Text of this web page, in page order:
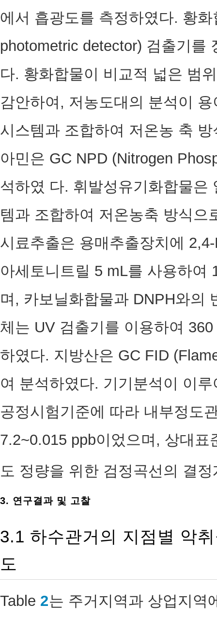
에서 흡광도를 측정하였다. 황
photometric detector) 검출기를
다. 황화합물이 비교적 넓은 범
감안하여, 저농도대의 분석이
시스템과 조합하여 저온농 축
아민은 GC NPD (Nitrogen
석하였 다. 휘발성유기화합물은
템과 조합하여 저온농축 방식
시료추출은 용매추출장치에
아세토니트릴 5 mL를 사용하여
며, 카보닐화합물과 DNPH와의
체는 UV 검출기를 이용하여
하였다. 지방산은 GC FID
여 분석하였다. 기기분석이 이
공정시험기준에 따라 내부정도
7.2~0.015 ppb이었으며, 상대
도 정량을 위한 검정곡선의 결정
3. 연구결과 및 고찰
3.1 하수관거의 지점별 악
도
Table 2는 주거지역과 상업지역